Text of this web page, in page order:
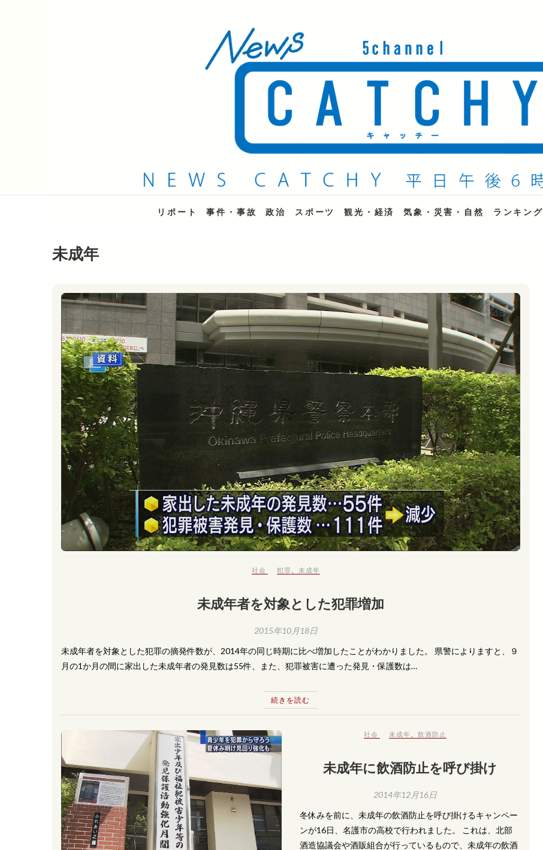
QAB NEWS Headline
キャッチー 月曜〜金曜 午後6時15分放送
リポート 事件・事故 政治 スポーツ 観光・経済 気象・災害・自然 ランキング
未成年
社会 犯罪 未成年
未成年者を対象とした犯罪増加
2015年10月18日
未成年者を対象とした犯罪の摘発件数が、2014年の同じ時期に比べ増加したことがわかりました。 県警によりますと、９
月の1か月の間に家出した未成年者の発見数は55件、また、犯罪被害に遭った発見・保護数は…
続きを読む
社会 未成年 、飲酒防止
未成年に飲酒防止を呼び掛け
2014年12月16日
冬休みを前に、未成年の飲酒防止を呼び掛けるキャンペー
ンが16日、名護市の高校で行われました。 これは、北部
酒造協議会や酒販組合が行っているもので、未成年の飲酒